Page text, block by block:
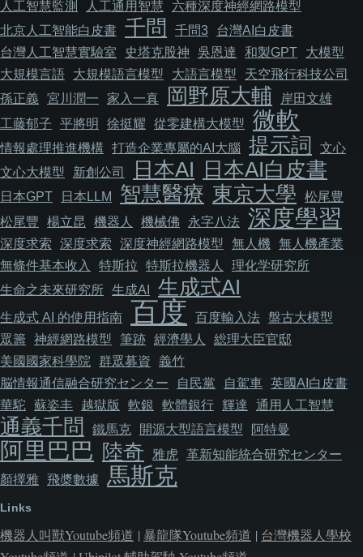
人工智慧監測
人工通用智慧
六種深度神經網路模型
北京人工智能白皮書 千問 千問3
台灣AI白皮書
台灣人工智慧實驗室
史塔克股神 吳恩達 和製GPT
大模型
大規模言語
大規模語言模型 大語言模型
天空飛行科技公司
孫正義
宮川潤一 家入一真 岡野原大輔
岸田文雄
工藤郁子
平將明 徐挺耀 從零建構大模型 微軟
情報處理推進機構 打造企業專屬的AI大腦 提示詞
文心
文心大模型
新創公司 日本AI 日本AI白皮書
日本GPT 日本LLM 智慧醫療 東京大學
松尾豊
松尾豐
楊立昆 機器人 機械佛 永字八法 深度學習
深度求索 深度求索 深度神經網路模型 無人機
無人機產業
無條件基本收入
特斯拉 特斯拉機器人
理化学研究所
生命之未來研究所 生成AI 生成式AI
生成式 AI 的使用指南 百度 百度輸入法 盤古大模型
眾籌
神經網路模型 筆跡 經濟學人
総理大臣官邸
美國國家科學院
群眾募資
義竹
脳情報通信融合研究センター
自民黨 自駕車 英國AI白皮書
華駝 蘇姿丰 越獄版 軟銀 軟體銀行 輝達 通用人工智慧
通義千問 鐵馬克 開源大型語言模型 阿特曼
阿里巴巴 陸奇 雅虎
革新知能統合研究センター
顏擇雅 飛槳數據 馬斯克
Links
機器人叫獸Youtube頻道 | 暴龍隊Youtube頻道 | 台灣機器人學校